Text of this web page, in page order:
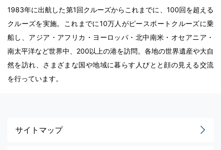
1983年に出航した第1回クルーズからこれまでに、100回を超える
クルーズを実施。これまでに10万人がピースボートクルーズに乗
船し、アジア・アフリカ・ヨーロッパ・北中南米・オセアニア・
南太平洋など世界中、200以上の港を訪問。各地の世界遺産や大自
然を訪れ、さまざまな国や地域に暮らす人びとと顔の見える交流
を行っています。
サイトマップ